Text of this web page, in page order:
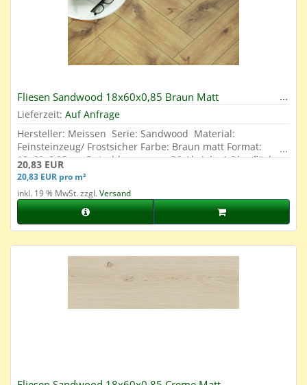
Fliesen Sandwood 18x60x0,85 Braun Matt
Lieferzeit: Auf Anfrage
Hersteller: Meissen Serie: Sandwood Material:
Feinsteinzeug/ Frostsicher Farbe: Braun matt Format:
18x60x0,85 cm Rutschhemmung: R9 Abrieb: 4 Oberfläche:
Glasiert
20,83 EUR
20,83 EUR pro m²
inkl. 19 % MwSt. zzgl.Versand